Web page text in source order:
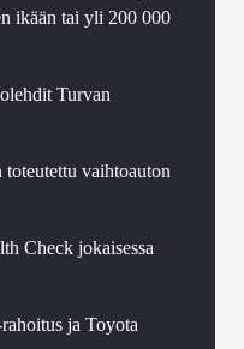
ikään tai yli 200 000
Turvan
toteutettu vaihtoauton
Check jokaisessa
ja Toyota